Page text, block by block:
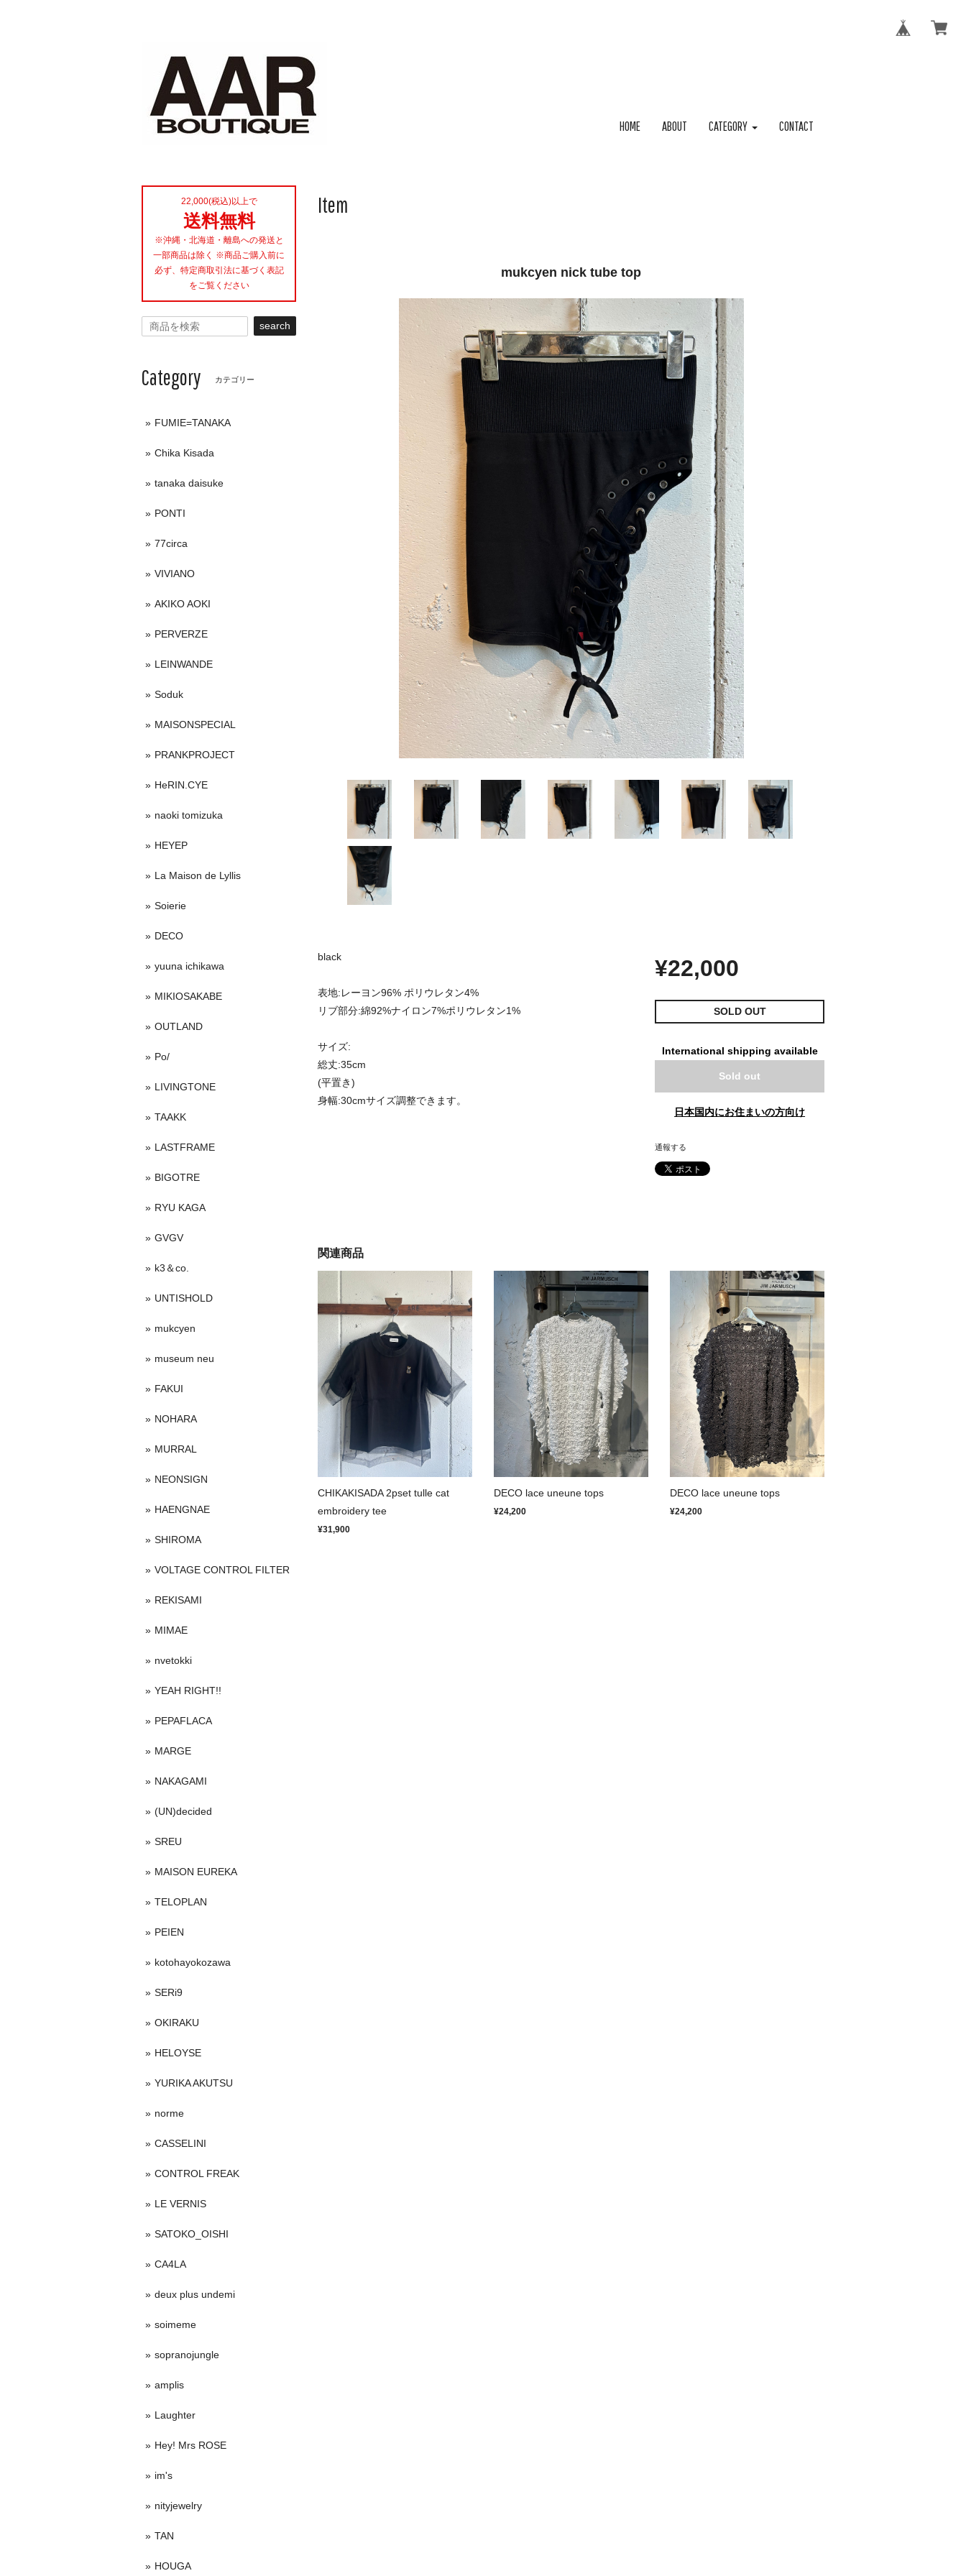
HOME ABOUT CATEGORY CONTACT
Item
mukcyen nick tube top
black
表地:レーヨン96% ポリウレタン4%
リブ部分:綿92%ナイロン7%ポリウレタン1%
サイズ:
総丈:35cm
(平置き)
身幅:30cmサイズ調整できます。
¥22,000
SOLD OUT
International shipping available
Sold out
日本国内にお住まいの方向け
通報する
関連商品
CHIKAKISADA 2pset tulle cat
embroidery tee
¥31,900
DECO lace uneune tops
¥24,200
DECO lace uneune tops
¥24,200
22,000(税込)以上で
送料無料
※沖縄・北海道・離島への発送と
一部商品は除く ※商品ご購入前に
必ず、特定商取引法に基づく表記
をご覧ください
search
Category カテゴリー
FUMIE=TANAKA
Chika Kisada
tanaka daisuke
PONTI
77circa
VIVIANO
AKIKO AOKI
PERVERZE
LEINWANDE
Soduk
MAISONSPECIAL
PRANKPROJECT
HeRIN.CYE
naoki tomizuka
HEYEP
La Maison de Lyllis
Soierie
DECO
yuuna ichikawa
MIKIOSAKABE
OUTLAND
Po/
LIVINGTONE
TAAKK
LASTFRAME
BIGOTRE
RYU KAGA
GVGV
k3＆co.
UNTISHOLD
mukcyen
museum neu
FAKUI
NOHARA
MURRAL
NEONSIGN
HAENGNAE
SHIROMA
VOLTAGE CONTROL FILTER
REKISAMI
MIMAE
nvetokki
YEAH RIGHT!!
PEPAFLACA
MARGE
NAKAGAMI
(UN)decided
SREU
MAISON EUREKA
TELOPLAN
PEIEN
kotohayokozawa
SERi9
OKIRAKU
HELOYSE
YURIKA AKUTSU
norme
CASSELINI
CONTROL FREAK
LE VERNIS
SATOKO_OISHI
CA4LA
deux plus undemi
soimeme
sopranojungle
amplis
Laughter
Hey! Mrs ROSE
im's
nityjewelry
TAN
HOUGA